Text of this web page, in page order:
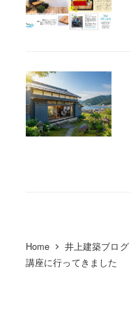
Home 井上建築ブログ
講座に行ってきました